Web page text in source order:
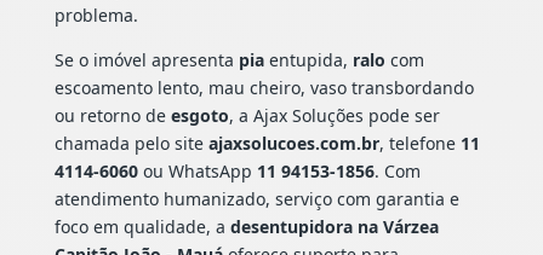
problema.
Se o imóvel apresenta piaentupida, ralo com
escoamento lento, mau cheiro, vaso transbordando
ou retorno de esgoto, a Ajax Soluções pode ser
chamada pelo site ajaxsolucoes.com.br, telefone 11
4114-6060ou WhatsApp 11 94153-1856. Com
atendimento humanizado, serviço com garantia e
foco em qualidade, a desentupidora na Várzea